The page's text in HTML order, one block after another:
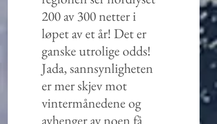
200 av 300 netter i
løpet av et år! Det er
ganske utrolige odds!
Jada, sannsynligheten
er mer skjev mot
vintermånedene og
avhenger av noen få